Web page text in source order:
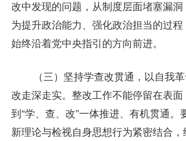
改中发现的问题，从制度层面堵塞漏
为提升政治能力、强化政治担当的过
始终沿着党中央指引的方向前进。
（三）坚持学查改贯通，以自我
改走深走实。整改工作不能停留在表面
到“学、查、改”一体推进、有机贯通。
新理论与检视自身思想行为紧密结合